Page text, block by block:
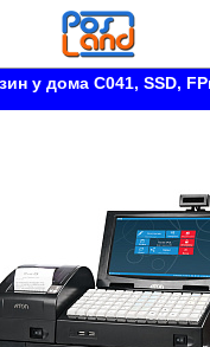
у дома С041, SSD,